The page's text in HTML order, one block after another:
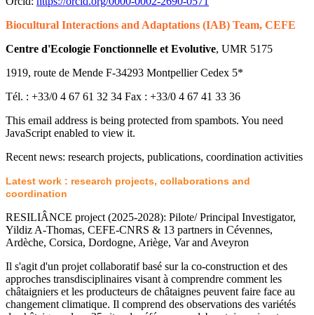
Biocultural Interactions and Adaptations (IAB) Team, CEFE
Centre d'Ecologie Fonctionnelle et Evolutive, UMR 5175
1919, route de Mende F-34293 Montpellier Cedex 5*
Tél. : +33/0 4 67 61 32 34 Fax : +33/0 4 67 41 33 36
This email address is being protected from spambots. You need
JavaScript enabled to view it.
Recent news: research projects, publications, coordination activities
Latest work : research projects, collaborations and
coordination
RESILIÂNCE project (2025-2028): Pilote/ Principal Investigator,
Yildiz A-Thomas, CEFE-CNRS & 13 partners in Cévennes,
Ardèche, Corsica, Dordogne, Ariège, Var and Aveyron
Il s'agit d'un projet collaboratif basé sur la co-construction et des
approches transdisciplinaires visant à comprendre comment les
châtaigniers et les producteurs de châtaignes peuvent faire face au
changement climatique. Il comprend des observations des variétés